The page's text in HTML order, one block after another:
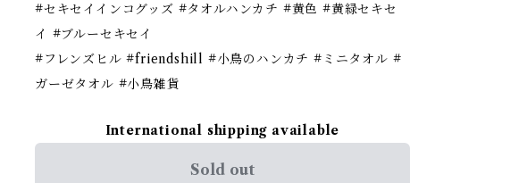
#セキセイインコグッズ #タオルハンカチ #黄色 #黄緑セキセ
イ #ブルーセキセイ
#フレンズヒル #friendshill #小鳥のハンカチ #ミニタオル #
ガーゼタオル #小鳥雑貨
International shipping available
Sold out